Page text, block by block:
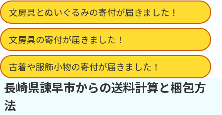
文房具とぬいぐるみの寄付が届きました！
文房具の寄付が届きました！
古着や服飾小物の寄付が届きました！
長崎県諫早市からの送料計算と梱包方
法